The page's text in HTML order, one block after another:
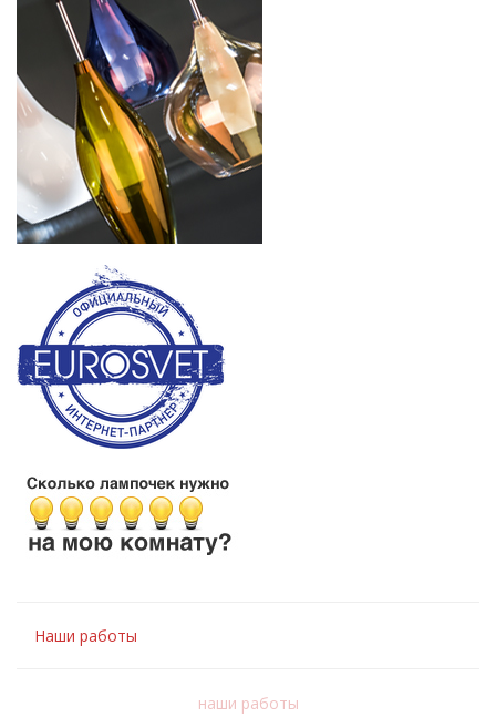
Наши работы
наши работы